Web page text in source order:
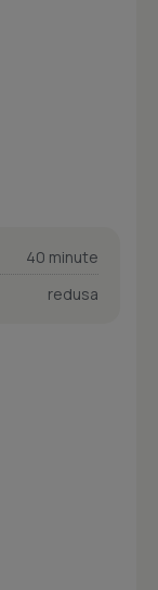
40 minute
redusa